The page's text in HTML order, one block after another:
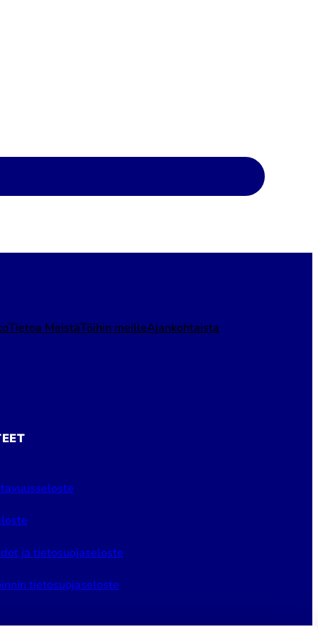
Tietoa MeistäTöihin meilleAjankohtaista
ja tietosuojaseloste
tietosuojaseloste